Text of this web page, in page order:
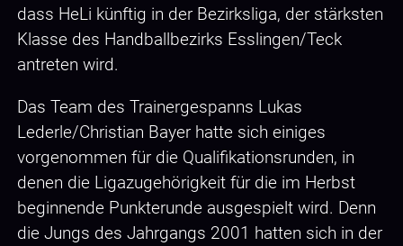
dass HeLi künftig in der Bezirksliga, der stärksten
Klasse des Handballbezirks Esslingen/Teck
antreten wird.
Das Team des Trainergespanns Lukas
Lederle/Christian Bayer hatte sich einiges
vorgenommen für die Qualifikationsrunden, in
denen die Ligazugehörigkeit für die im Herbst
beginnende Punkterunde ausgespielt wird. Denn
die Jungs des Jahrgangs 2001 hatten sich in der